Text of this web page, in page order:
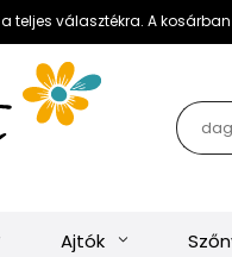
a teljes választékra. A
Ajtók